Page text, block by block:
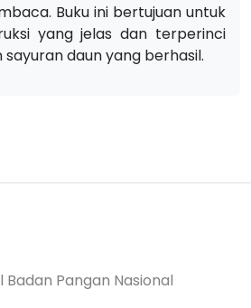
Buku ini bertujuan untuk
yang jelas dan terperinci
daun yang berhasil.
Pangan Nasional